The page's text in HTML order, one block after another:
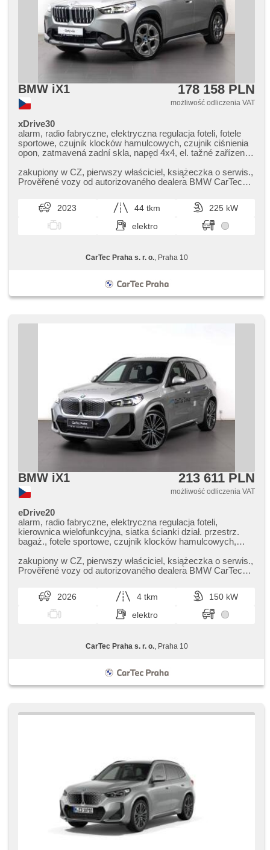
BMW iX1 178 158 PLN
możliwość odliczenia VAT
xDrive30
alarm, radio fabryczne, elektryczna regulacja foteli, fotele
sportowe, czujnik klocków hamulcowych, czujnik ciśnienia
opon, zatmavená zadní skla, napęd 4x4, el. tažné zařízení,
fotele, regulacja natężenia podwozia, asystent martwego
pola, asystent parkowania, LED denní svícení
zakupiony w CZ,​ pierwszy właściciel,​ książeczka o serwis.,​
Prověřené vozy od autorizovaného dealera BMW CarTec
2023 44 tkm
225 kW
elektro
CarTec Praha s. r. o., Praha 10
BMW iX1 213 611 PLN
możliwość odliczenia VAT
eDrive20
alarm, radio fabryczne, elektryczna regulacja foteli,
kierownica wielofunkcyjna, siatka ścianki dział. przestrz.
bagaż., fotele sportowe, czujnik klocków hamulcowych,
zatmavená zadní skla, odvětrávaná sedadla, el. tažné
zařízení, bezklíčové odemykání, bezklíčové startování,
podwozia, LED denní svícení
zakupiony w CZ,​ pierwszy właściciel,​ książeczka o serwis.,​
Prověřené vozy od autorizovaného dealera BMW CarTec
2026 4 tkm
150 kW
elektro
CarTec Praha s. r. o., Praha 10